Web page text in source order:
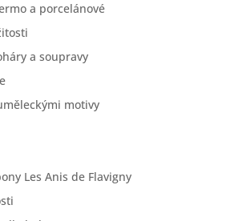
a porcelánové
a soupravy
motivy
Les Anis de Flavigny